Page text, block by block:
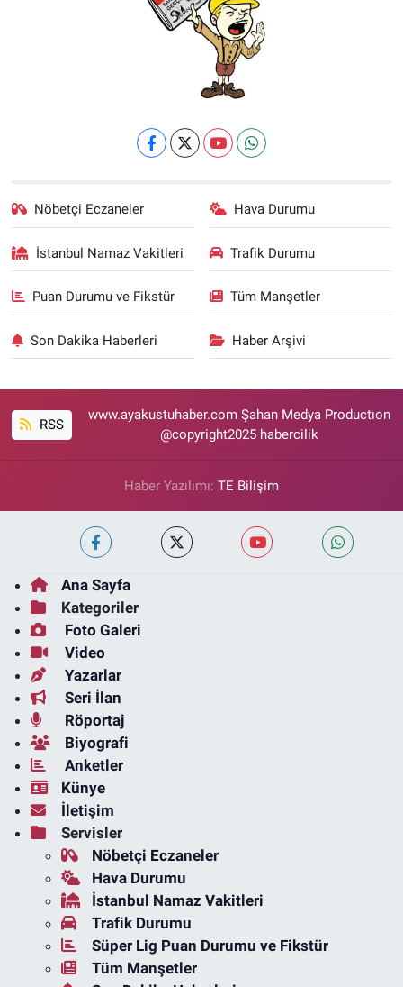
Nöbetçi Eczaneler Hava Durumu
İstanbul Namaz Vakitleri Trafik Durumu
Puan Durumu ve Fikstür Tüm Manşetler
Son Dakika Haberleri Haber Arşivi
RSS
www.ayakustuhaber.com Şahan Medya Productıon
@copyright2025 habercilik
Haber Yazılımı: TE Bilişim
Ana Sayfa
Kategoriler
Foto Galeri
Video
Yazarlar
Seri İlan
Röportaj
Biyografi
Anketler
Künye
İletişim
Servisler
Nöbetçi Eczaneler
Hava Durumu
İstanbul Namaz Vakitleri
Trafik Durumu
Süper Lig Puan Durumu ve Fikstür
Tüm Manşetler